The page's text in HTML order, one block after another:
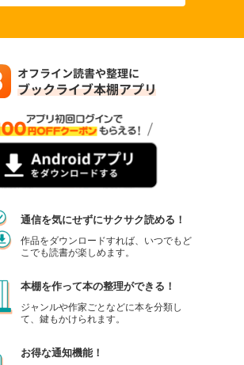
通信を気にせずにサクサク読める！
作品をダウンロードすれば、いつでもど
こでも読書が楽しめます。
本棚を作って本の整理ができる！
ジャンルや作家ごとなどに本を分類し
て、鍵もかけられます。
お得な通知機能！